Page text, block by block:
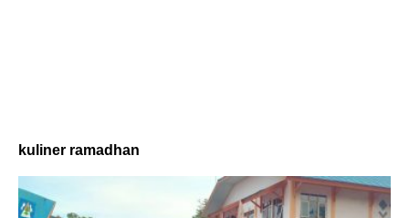
kuliner ramadhan